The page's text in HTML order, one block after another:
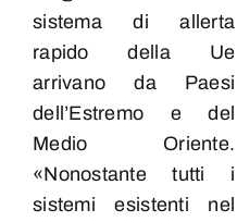
sistema di allerta
rapido della Ue
arrivano da Paesi
dell’Estremo e del
Medio Oriente.
«Nonostante tutti i
sistemi esistenti nel